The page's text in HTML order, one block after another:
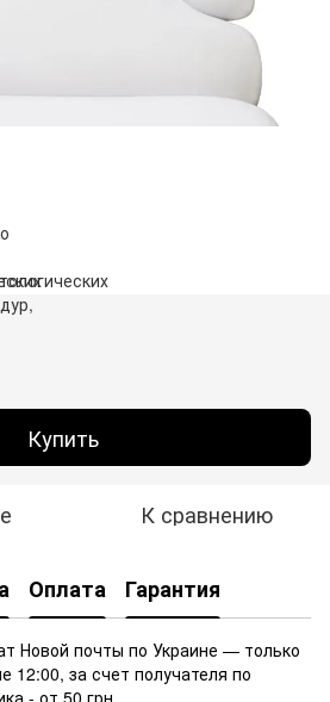
Купить
К сравнению
Оплата Гарантия
Новой почты по Украине — только
12:00, за счет получателя по
- от 50 грн